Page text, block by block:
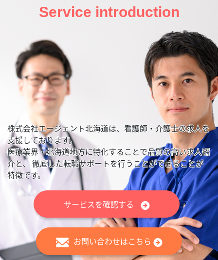
Service introduction
株式会社エージェント北海道は、看護師・介護士の求人を
支援しております。
医療業界・北海道地方に特化することで品質の高い求人紹
介と、 徹底した転職サポートを行うことができることが
特徴です。
サービスを確認する
お問い合わせはこちら